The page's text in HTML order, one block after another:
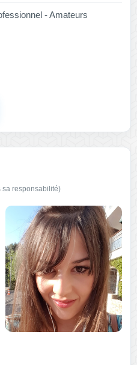
- Amateurs
sa responsabilité)